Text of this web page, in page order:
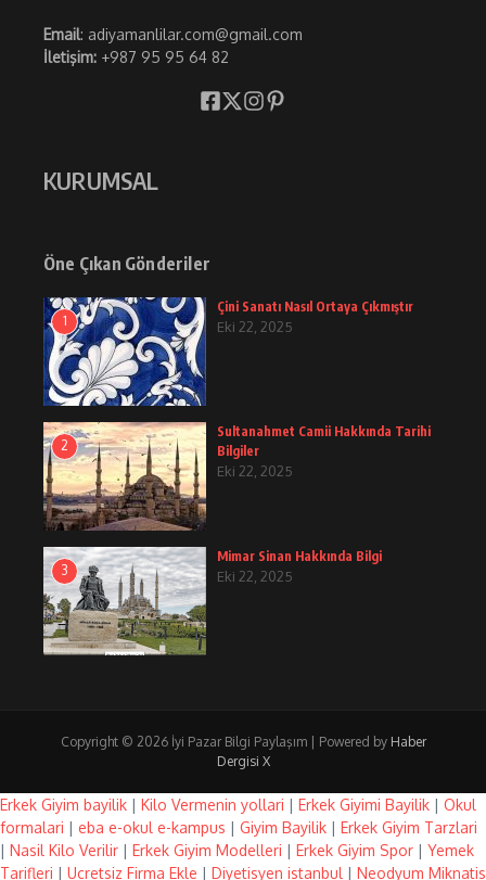
Email: adiyamanlilar.com@gmail.com
İletişim: +987 95 95 64 82
KURUMSAL
Öne Çıkan Gönderiler
1
Çini Sanatı Nasıl Ortaya Çıkmıştır
Eki 22, 2025
2
Sultanahmet Camii Hakkında Tarihi
Bilgiler
Eki 22, 2025
3
Mimar Sinan Hakkında Bilgi
Eki 22, 2025
Copyright © 2026 İyi Pazar Bilgi Paylaşım | Powered by Haber
Dergisi X
Erkek Giyim bayilik | Kilo Vermenin yollari | Erkek Giyimi Bayilik | Okul
formalari | eba e-okul e-kampus | Giyim Bayilik | Erkek Giyim Tarzlari
| Nasil Kilo Verilir | Erkek Giyim Modelleri | Erkek Giyim Spor | Yemek
Tarifleri | Ucretsiz Firma Ekle | Diyetisyen istanbul | Neodyum Miknatis